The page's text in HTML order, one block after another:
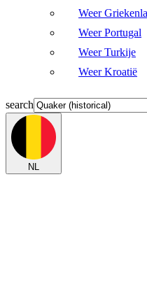
Weer
Weer Portugal
Weer Turkije
Weer Kroatië
search
NL